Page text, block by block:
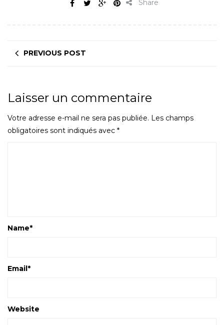
Share
PREVIOUS POST
Laisser un commentaire
Votre adresse e-mail ne sera pas publiée. Les champs
obligatoires sont indiqués avec *
Name*
Email*
Website